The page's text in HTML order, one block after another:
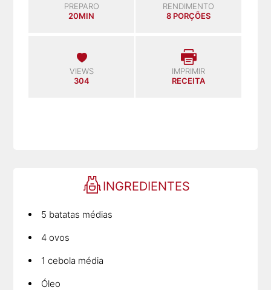
PREPARO
20MIN
RENDIMENTO
8 PORÇÕES
VIEWS
304
IMPRIMIR
RECEITA
INGREDIENTES
5 batatas médias
4 ovos
1 cebola média
Óleo